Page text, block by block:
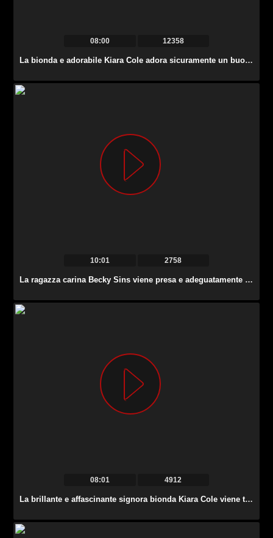
08:00 12358
La bionda e adorabile Kiara Cole adora sicuramente un buon missionario.
10:01 2758
La ragazza carina Becky Sins viene presa e adeguatamente scopata in macchina.
08:01 4912
La brillante e affascinante signora bionda Kiara Cole viene toccata un po ‘e scopata in bocca.